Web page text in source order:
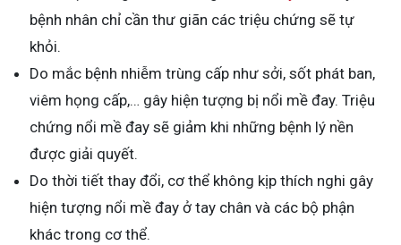
bệnh nhân chỉ cần thư giãn các triệu chứng sẽ tự
khỏi.
Do mắc bệnh nhiễm trùng cấp như sởi, sốt phát ban,
viêm họng cấp,… gây hiện tượng bị nổi mề đay. Triệu
chứng nổi mề đay sẽ giảm khi những bệnh lý nền
được giải quyết.
Do thời tiết thay đổi, cơ thể không kịp thích nghi gây
hiện tượng nổi mề đay ở tay chân và các bộ phận
khác trong cơ thể.